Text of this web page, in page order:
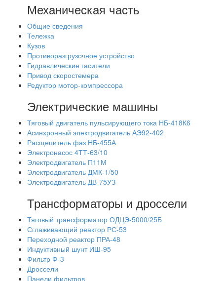
Механическая часть
Общие сведения
Тележка
Кузов
Противоразгрузочное устройство
Гидравлические гасители
Привод скоростемера
Редуктор мотор-компрессора
Электрические машины
Тяговый двигатель пульсирующего тока НБ-418К6
Асинхронный электродвигатель АЭ92-402
Расщепитель фаз НБ-455А
Электронасос 4ТТ-63/10
Электродвигатель П11М
Электродвигатель ДМК-1/50
Электродвигатель ДВ-75УЗ
Трансформаторы и дроссели
Тяговый трансформатор ОДЦЭ-5000/25Б
Сглаживающий реактор РС-53
Переходной реактор ПРА-48
Индуктивный шунт ИШ-95
Фильтр Ф-3
Дроссели
Панели фильтров